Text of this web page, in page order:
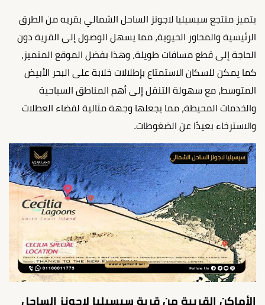
يتميز منتجع سيسيليا لاجونز الساحل الشمالي بقربه من الطرق
الرئيسية والمحاور الحيوية، مما يسهل الوصول إلى القرية دون
الحاجة إلى قطع مسافات طويلة، وهذا بفضل الموقع المتميز،
كما يمكن للسكان الاستمتاع بإطلالات خلابة على البحر الأبيض
المتوسط، مع سهولة التنقل إلى أهم المناطق السياحية
والخدمات المحيطة، مما يجعلها وجهة مثالية لقضاء العطلات
والاسترخاء بعيدًا عن الضغوطات.
الأماكن القريبة من قرية سيسيليا لاجونز الساحل